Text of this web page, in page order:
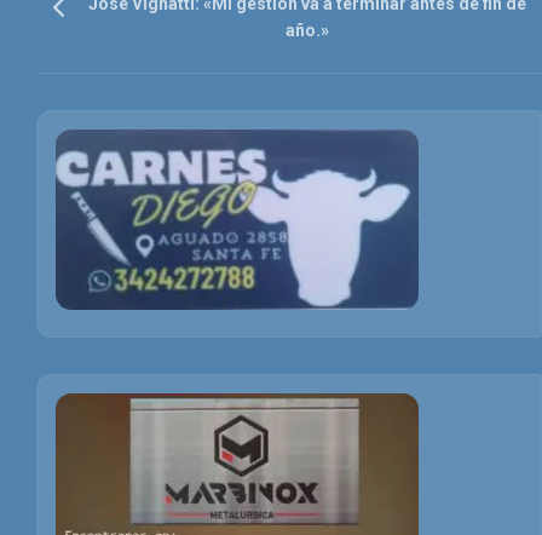
año.»